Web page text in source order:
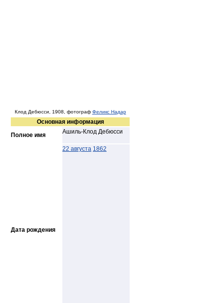
Клод Дебюсси, 1908, фотограф Феликс Надар
Основная информация
Полное имя
Ашиль-Клод Дебюсси
Дата рождения
22 августа 1862